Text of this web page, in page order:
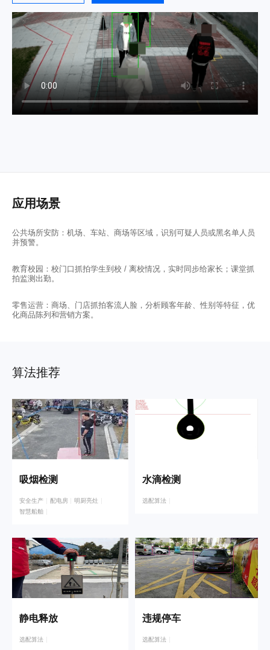
应用场景
公共场所安防：机场、车站、商场等区域，识别可疑人员或黑名单人员
并预警。
教育校园：校门口抓拍学生到校 / 离校情况，实时同步给家长；课堂抓
拍监测出勤。
零售运营：商场、门店抓拍客流人脸，分析顾客年龄、性别等特征，优
化商品陈列和营销方案。
算法推荐
吸烟检测
安全生产 配电房
明厨亮灶
智慧船舶
水滴检测
选配算法
静电释放
选配算法
违规停车
选配算法